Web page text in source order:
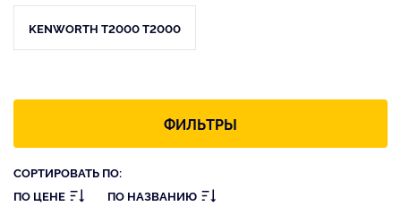
KENWORTH T2000 T2000
ФИЛЬТРЫ
СОРТИРОВАТЬ ПО:
ПО ЦЕНЕ
ПО НАЗВАНИЮ